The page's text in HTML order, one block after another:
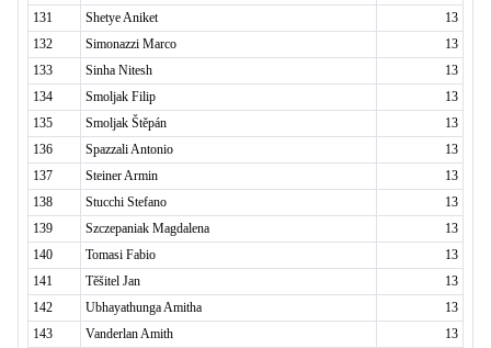
131
Shetye Aniket
13
132
Simonazzi Marco
13
133
Sinha Nitesh
13
134
Smoljak Filip
13
135
Smoljak Štěpán
13
136
Spazzali Antonio
13
137
Steiner Armin
13
138
Stucchi Stefano
13
139
Szczepaniak Magdalena
13
140
Tomasi Fabio
13
141
Těšitel Jan
13
142
Ubhayathunga Amitha
13
143
Vanderlan Amith
13